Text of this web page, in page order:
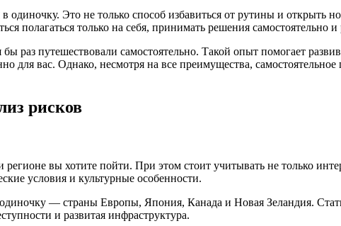
Это не только способ избавиться от рутины и открыть
полагаться только на себя, принимать решения самостоятельно
раз путешествовали самостоятельно. Такой опыт помогает
для вас. Однако, несмотря на все преимущества,
рисков
вы хотите пойти. При этом стоит учитывать не только
условия и культурные особенности.
— страны Европы, Япония, Канада и Новая Зеландия.
и развитая инфраструктура.